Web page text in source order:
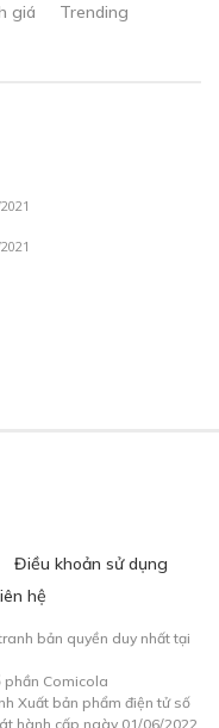
giá Trending
Điều khoản sử dụng
hệ
bản quyền duy nhất tại
phần Comicola
Xuất bản phẩm điện tử số
hành cấp ngày 01/06/2022